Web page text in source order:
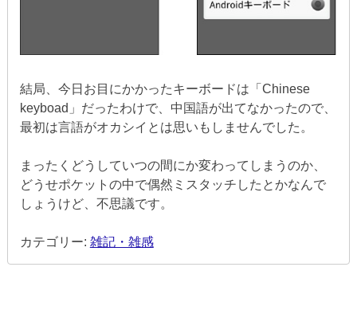
結局、今日お目にかかったキーボードは「Chinese
keyboad」だったわけで、中国語が出てなかったので、
最初は言語がオカシイとは思いもしませんでした。
まったくどうしていつの間にか変わってしまうのか、
どうせポケットの中で偶然ミスタッチしたとかなんで
しょうけど、不思議です。
カテゴリー: 雑記・雑感